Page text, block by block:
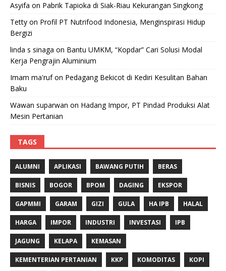
Asyifa on Pabrik Tapioka di Siak-Riau Kekurangan Singkong
Tetty on Profil PT Nutrifood Indonesia, Menginspirasi Hidup
Bergizi
linda s sinaga on Bantu UMKM, “Kopdar” Cari Solusi Modal
Kerja Pengrajin Aluminium
Imam ma'rufon Pedagang Bekicot di Kediri Kesulitan Bahan
Baku
Wawan suparwan on Hadang Impor, PT Pindad Produksi Alat
Mesin Pertanian
TAGS
ALUMNI APLIKASI BAWANG PUTIH BERAS
BISNIS BOGOR BPOM DAGING EKSPOR
GAPMMI GARAM GIZI GULA HA IPB HALAL
HARGA IMPOR INDUSTRI INVESTASI IPB
JAGUNG KELAPA KEMASAN
KEMENTERIAN PERTANIAN KKP KOMODITAS KOPI